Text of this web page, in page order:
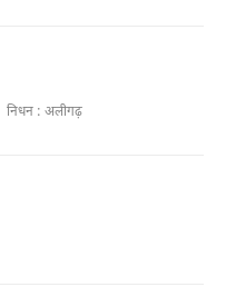
निधन : अलीगढ़